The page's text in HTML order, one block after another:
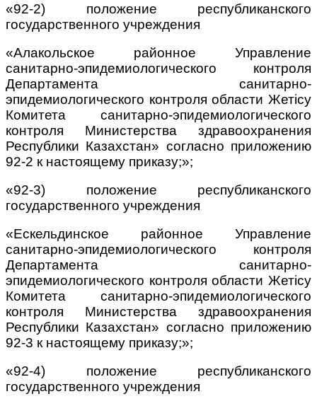
«92-2) положение республиканского
государственного учреждения
«Алакольское районное Управление
санитарно-эпидемиологического контроля
Департамента санитарно-
эпидемиологического контроля области Жетісу
Комитета санитарно-эпидемиологического
контроля Министерства здравоохранения
Республики Казахстан» согласно приложению
92-2 к настоящему приказу;»;
«92-3) положение республиканского
государственного учреждения
«Ескельдинское районное Управление
санитарно-эпидемиологического контроля
Департамента санитарно-
эпидемиологического контроля области Жетісу
Комитета санитарно-эпидемиологического
контроля Министерства здравоохранения
Республики Казахстан» согласно приложению
92-3 к настоящему приказу;»;
«92-4) положение республиканского
государственного учреждения